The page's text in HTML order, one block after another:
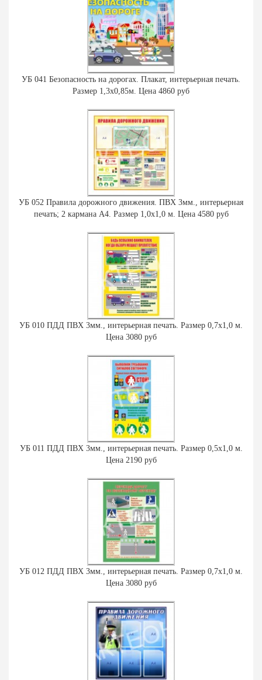
УБ 041 Безопасность на дорогах. Плакат, интерьерная печать.
Размер 1,3х0,85м. Цена 4860 руб
УБ 052 Правила дорожного движения. ПВХ 3мм., интерьерная
печать; 2 кармана А4. Размер 1,0х1,0 м. Цена 4580 руб
УБ 010 ПДД ПВХ 3мм., интерьерная печать. Размер 0,7х1,0 м.
Цена 3080 руб
УБ 011 ПДД ПВХ 3мм., интерьерная печать. Размер 0,5х1,0 м.
Цена 2190 руб
УБ 012 ПДД ПВХ 3мм., интерьерная печать. Размер 0,7х1,0 м.
Цена 3080 руб